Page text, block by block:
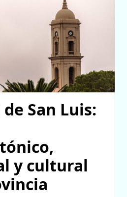
San Luis:
y cultural